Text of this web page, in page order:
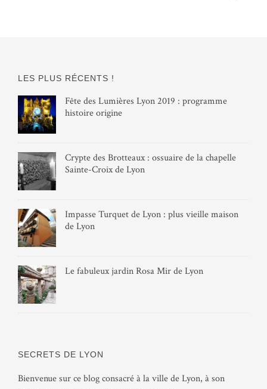
LES PLUS RÉCENTS !
Fête des Lumières Lyon 2019 : programme
histoire origine
Crypte des Brotteaux : ossuaire de la chapelle
Sainte-Croix de Lyon
Impasse Turquet de Lyon : plus vieille maison
de Lyon
Le fabuleux jardin Rosa Mir de Lyon
SECRETS DE LYON
Bienvenue sur ce blog consacré à la ville de Lyon, à son